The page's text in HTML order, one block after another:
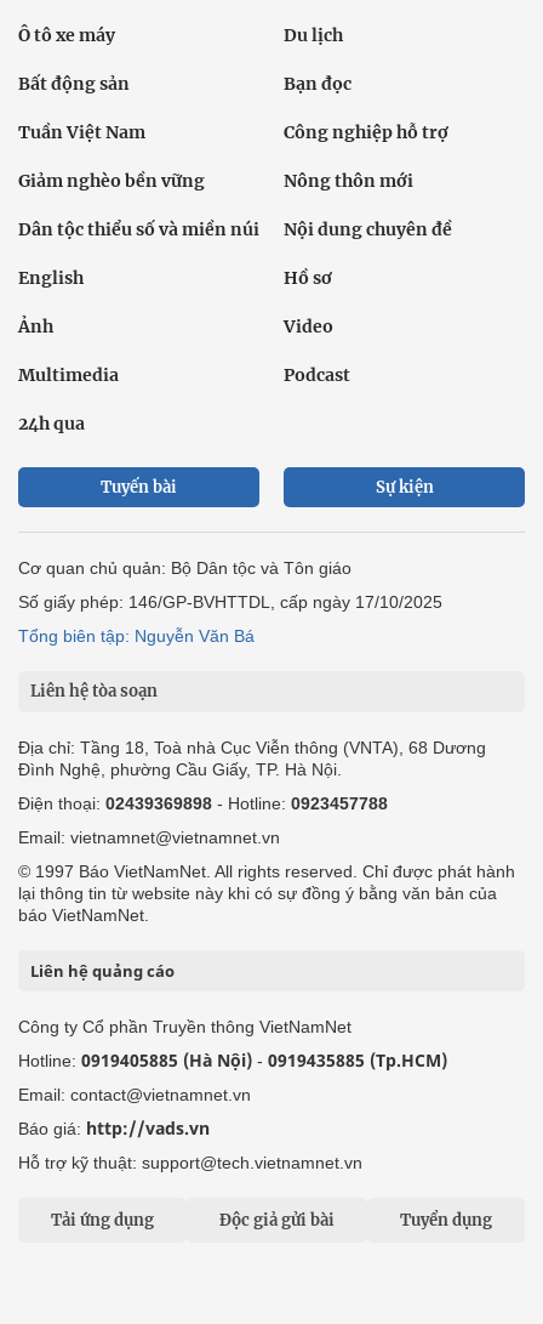
Ô tô xe máy Du lịch
Bất động sản Bạn đọc
Tuần Việt Nam Công nghiệp hỗ trợ
Giảm nghèo bền vững Nông thôn mới
Dân tộc thiểu số và miền núi Nội dung chuyên đề
English Hồ sơ
Ảnh Video
Multimedia Podcast
24h qua
Tuyến bài Sự kiện
Cơ quan chủ quản: Bộ Dân tộc và Tôn giáo
Số giấy phép: 146/GP-BVHTTDL, cấp ngày 17/10/2025
Tổng biên tập: Nguyễn Văn Bá
Liên hệ tòa soạn
Địa chỉ: Tầng 18, Toà nhà Cục Viễn thông (VNTA), 68 Dương
Đình Nghệ, phường Cầu Giấy, TP. Hà Nội.
Điện thoại: 02439369898 - Hotline: 0923457788
Email: vietnamnet@vietnamnet.vn
© 1997 Báo VietNamNet. All rights reserved. Chỉ được phát hành
lại thông tin từ website này khi có sự đồng ý bằng văn bản của
báo VietNamNet.
Liên hệ quảng cáo
Công ty Cổ phần Truyền thông VietNamNet
Hotline: 0919405885 (Hà Nội) - 0919435885 (Tp.HCM)
Email: contact@vietnamnet.vn
Báo giá: http://vads.vn
Hỗ trợ kỹ thuật: support@tech.vietnamnet.vn
Tải ứng dụng Độc giả gửi bài Tuyển dụng